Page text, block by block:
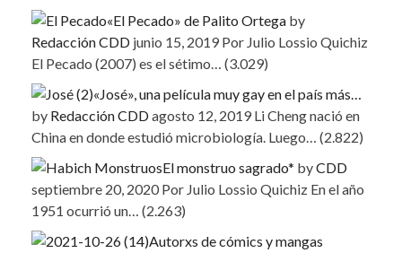
«El Pecado» de Palito Ortega by
Redacción CDD junio 15, 2019 Por Julio Lossio Quichiz
El Pecado (2007) es el sétimo… (3.029)
«José», una película muy gay en el país más…
by Redacción CDDagosto 12, 2019 Li Cheng nació en
China en donde estudió microbiología. Luego… (2.822)
El monstruo sagrado* byCDD
septiembre 20, 2020 Por Julio Lossio Quichiz En el año
1951 ocurrió un… (2.263)
Autorxs de cómics y mangas